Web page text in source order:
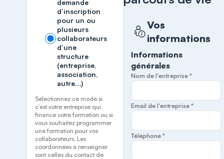
demande
d’inscription
pour un ou
plusieurs
collaborateurs
d’une
structure
(entreprise,
association,
autre…)
Sélectionnez ce mode si
c’est votre entreprise qui
finance votre formation ou si
vous souhaitez programmer
une formation pour vos
collaborateurs. Les
coordonnées à renseigner
sont celles du contact de
Vos
informations
Informations
générales
Nom de l'entreprise *
Email de l'entreprise *
Téléphone *